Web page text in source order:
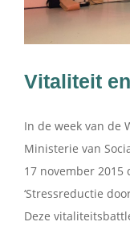
Vitaliteit
In de week van de
Ministerie van
17 november
‘Stressreductie
Deze